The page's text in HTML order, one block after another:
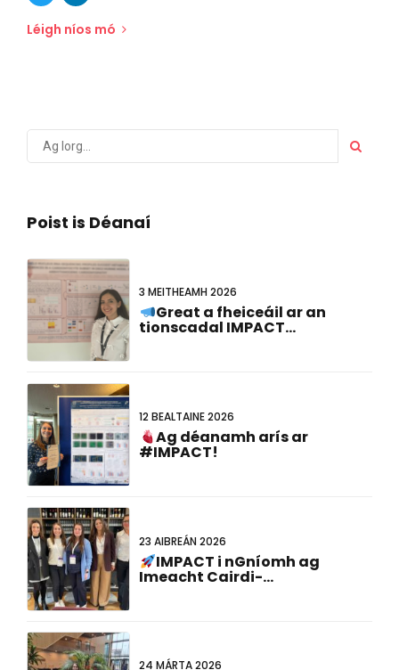
Léigh níos mó
Poist is Déanaí
3 MEITHEAMH 2026
Great a fheiceáil ar an
tionscadal IMPACT
12 BEALTAINE 2026
Ag déanamh arís ar
#IMPACT!
23 AIBREÁN 2026
IMPACT i nGníomh ag
Imeacht Cairdi-
24 MÁRTA 2026